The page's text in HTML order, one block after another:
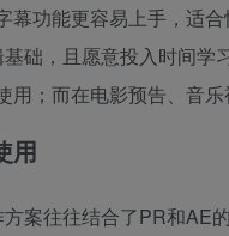
幕功能更容易上手，适
础，且愿意投入时间
；而在电影预告、音
用
案往往结合了PR和AE